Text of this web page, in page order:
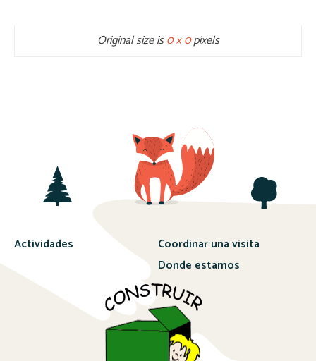
Original size is0 × 0pixels
Actividades
Coordinar una visita
Donde estamos